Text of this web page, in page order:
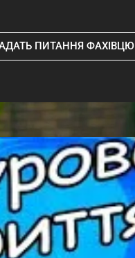
ПИТАННЯ ФАХІВЦЮ